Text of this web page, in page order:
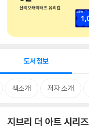
도서정보
책소개 저자 소개
지브리 더 아트 시리즈